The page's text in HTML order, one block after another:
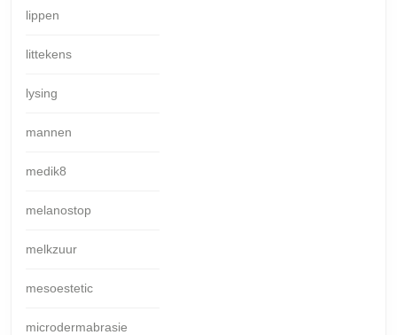
lippen
littekens
lysing
mannen
medik8
melanostop
melkzuur
mesoestetic
microdermabrasie